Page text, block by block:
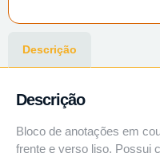
Descrição
Descrição
Bloco de anotações em
frente e verso liso. Possui